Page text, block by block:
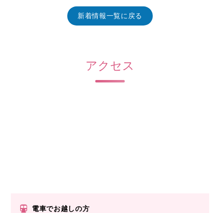
新着情報一覧に戻る
アクセス
電車でお越しの方